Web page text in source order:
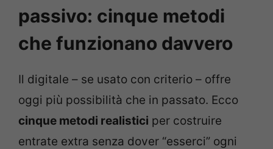
passivo: cinque metodi
che funzionano davvero
Il digitale – se usato con criterio – offre
oggi più possibilità che in passato. Ecco
cinque metodi realistici per costruire
entrate extra senza dover “esserci” ogni